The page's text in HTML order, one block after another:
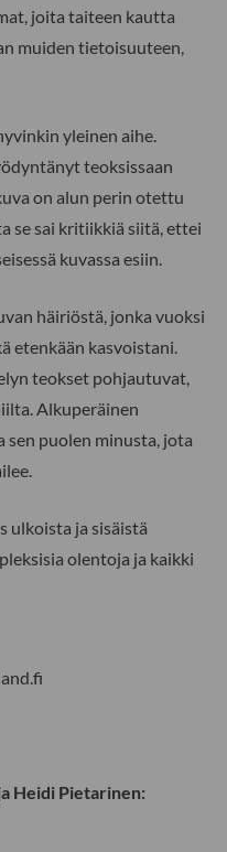
joita taiteen kautta
muiden tietoisuuteen,
yleinen aihe.
teoksissaan
on alun perin otettu
se sai kritiikkiä siitä, ettei
kuvassa esiin.
häiriöstä, jonka vuoksi
etenkään kasvoistani.
teokset pohjautuvat,
Alkuperäinen
sen puolen minusta, jota
ulkoista ja sisäistä
olentoja ja kaikki
Heidi Pietarinen: